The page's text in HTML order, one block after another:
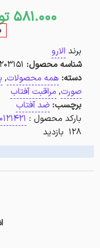
581.000
برند الارو
شناسه محصول: 203151
دسته: همه محصولات,
صورت, مراقبت آفتاب
برچسب: ضد آفتاب
بارکد محصول :
128 بازدید